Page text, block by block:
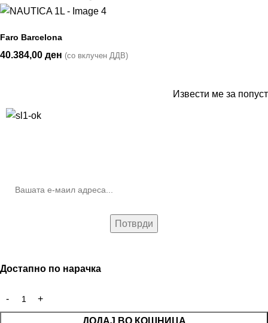
Faro Barcelona
40.384,00 ден (со вклучен ДДВ)
Извести ме за попуст
Достапно по нарачка
ДОДАЈ ВО КОШНИЦА